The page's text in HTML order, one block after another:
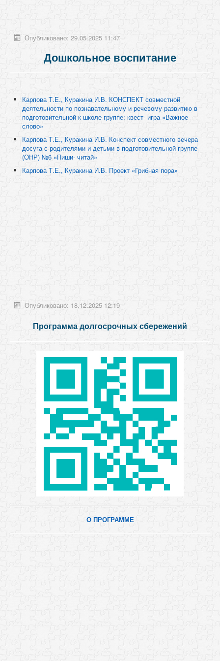
Опубликовано: 29.05.2025 11:47
Дошкольное воспитание
Карпова Т.Е., Куракина И.В. КОНСПЕКТ совместной
деятельности по познавательному и речевому развитию в
подготовительной к школе группе: квест- игра «Важное
слово»
Карпова Т.Е., Куракина И.В. Конспект совместного вечера
досуга с родителями и детьми в подготовительной группе
(ОНР) №6 «Пиши- читай»
Карпова Т.Е., Куракина И.В. Проект «Грибная пора»
Опубликовано: 18.12.2025 12:19
Программа долгосрочных сбережений
О ПРОГРАММЕ